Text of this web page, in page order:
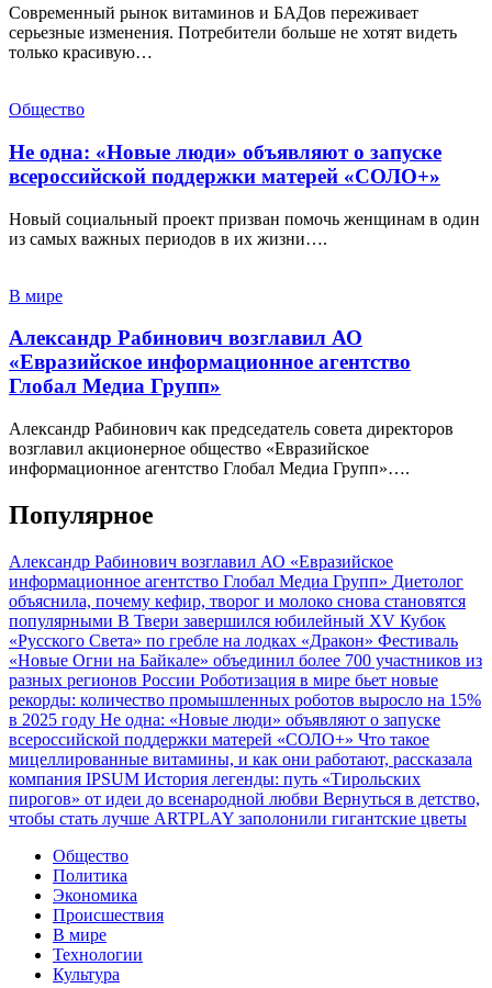
Современный рынок витаминов и БАДов переживает
серьезные изменения. Потребители больше не хотят видеть
только красивую…
Общество
Не одна: «Новые люди» объявляют о запуске
всероссийской поддержки матерей «СОЛО+»
Новый социальный проект призван помочь женщинам в один
из самых важных периодов в их жизни….
В мире
Александр Рабинович возглавил АО
«Евразийское информационное агентство
Глобал Медиа Групп»
Александр Рабинович как председатель совета директоров
возглавил акционерное общество «Евразийское
информационное агентство Глобал Медиа Групп»….
Популярное
Александр Рабинович возглавил АО «Евразийское
информационное агентство Глобал Медиа Групп» Диетолог
объяснила, почему кефир, творог и молоко снова становятся
популярными В Твери завершился юбилейный XV Кубок
«Русского Света» по гребле на лодках «Дракон» Фестиваль
«Новые Огни на Байкале» объединил более 700 участников из
разных регионов России Роботизация в мире бьет новые
рекорды: количество промышленных роботов выросло на 15%
в 2025 году Не одна: «Новые люди» объявляют о запуске
всероссийской поддержки матерей «СОЛО+» Что такое
мицеллированные витамины, и как они работают, рассказала
компания IPSUM История легенды: путь «Тирольских
пирогов» от идеи до всенародной любви Вернуться в детство,
чтобы стать лучше ARTPLAY заполонили гигантские цветы
Общество
Политика
Экономика
Происшествия
В мире
Технологии
Культура